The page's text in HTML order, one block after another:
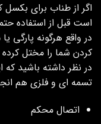
اگر از طناب برای بکسل
است قبل از استفاده
در واقع هرگونه پارگی
کردن شما را مختل
در نظر داشته باشید
تسمه ای و فلزی هم
اتصال محکم